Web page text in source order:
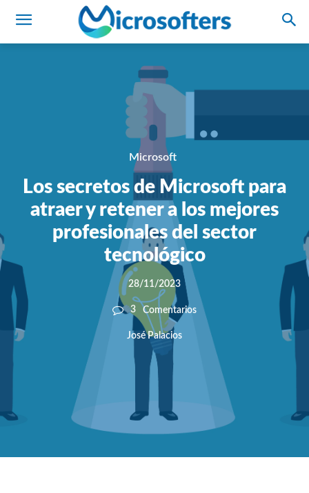
Microsoft
Los secretos de Microsoft para
atraer y retener a los mejores
profesionales del sector
tecnológico
28/11/2023
3 Comentarios
José Palacios